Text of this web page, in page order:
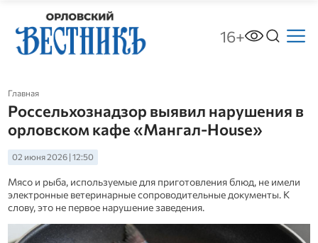
16+
Главная
Россельхознадзор выявил нарушения в
орловском кафе «Мангал‑House»
02 июня 2026 | 12:50
Мясо и рыба, используемые для приготовления блюд, не имели
электронные ветеринарные сопроводительные документы. К
слову, это не первое нарушение заведения.